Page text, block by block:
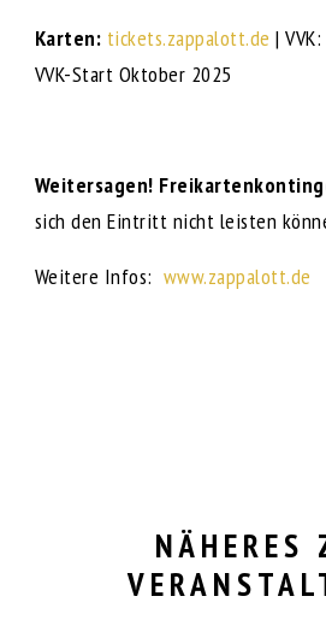
Karten: tickets.zappalott.de |
VVK-Start Oktober 2025
Weitersagen!
sich den Eintritt nicht leisten
Weitere Infos: www.zappalott.de
NÄHERES